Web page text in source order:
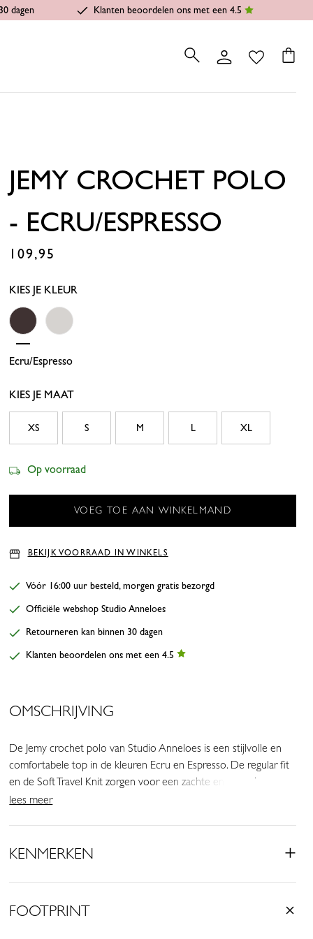
dagen Klanten beoordelen ons met een 4.5
JEMY CROCHET POLO
- ECRU/ESPRESSO
109,95
KIES JE KLEUR
Ecru/espresso
Ecru /pop Pink
KIES JE MAAT
XS S M L XL
Op voorraad
BEKIJK VOORRAAD IN WINKELS
Vóór 16:00 uur besteld, morgen gratis bezorgd
Officiële webshop Studio Anneloes
Retourneren kan binnen 30 dagen
Klanten beoordelen ons met een 4.5
OMSCHRIJVING
De Jemy crochet polo van Studio Anneloes is een stijlvolle en
comfortabele top in de kleuren Ecru en Espresso. De regular fit
en de Soft Travel Knit zorgen voor een zachte en soepele
pasvorm, terwijl de crochet details en kraag het item een speelse
• Kleuren: Ecru, Espresso
• Kraag
• Crochet details
lees meer
KENMERKEN
FOOTPRINT